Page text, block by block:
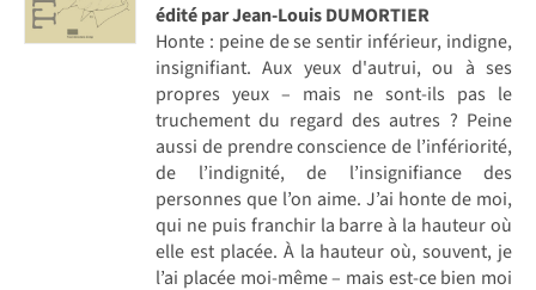
édité par Jean-Louis DUMORTIER
Honte : peine de se sentir inférieur, indigne,
insignifiant. Aux yeux d'autrui, ou à ses
propres yeux – mais ne sont-ils pas le
truchement du regard des autres ? Peine
aussi de prendre conscience de l’infériorité,
de l’indignité, de l’insignifiance des
personnes que l’on aime. J’ai honte de moi,
qui ne puis franchir la barre à la hauteur où
elle est placée. À la hauteur où, souvent, je
l’ai placée moi-même – mais est-ce bien moi